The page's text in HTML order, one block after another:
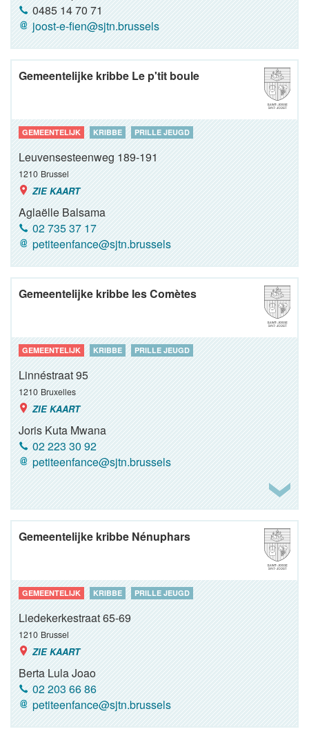
0485 14 70 71
joost-e-fien@sjtn.brussels
Gemeentelijke kribbe Le p'tit boule
GEMEENTELIJK KRIBBE PRILLE JEUGD
Leuvensesteenweg 189-191
1210 Brussel
ZIE KAART
Aglaëlle Balsama
02 735 37 17
petiteenfance@sjtn.brussels
Gemeentelijke kribbe les Comètes
GEMEENTELIJK KRIBBE PRILLE JEUGD
Linnéstraat 95
1210 Bruxelles
ZIE KAART
Joris Kuta Mwana
02 223 30 92
petiteenfance@sjtn.brussels
Gemeentelijke kribbe Nénuphars
GEMEENTELIJK KRIBBE PRILLE JEUGD
Liedekerkestraat 65-69
1210 Brussel
ZIE KAART
Berta Lula Joao
02 203 66 86
petiteenfance@sjtn.brussels